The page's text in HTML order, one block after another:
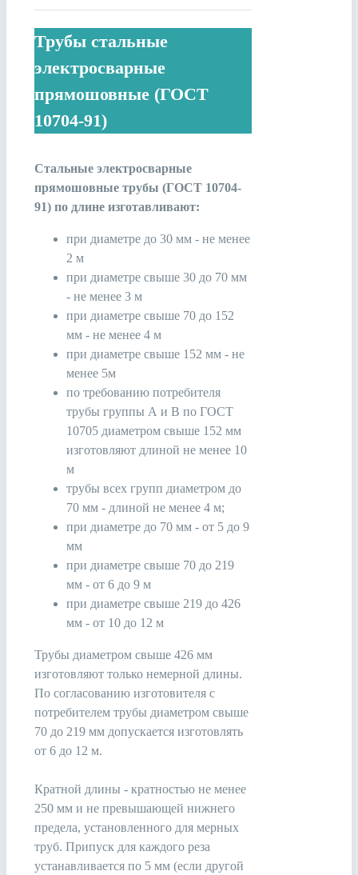
Трубы стальные
электросварные
прямошовные (ГОСТ
10704-91)
Стальные электросварные
прямошовные трубы (ГОСТ 10704-
91) по длине изготавливают:
при диаметре до 30 мм - не менее
2 м
при диаметре свыше 30 до 70 мм
- не менее 3 м
при диаметре свыше 70 до 152
мм - не менее 4 м
при диаметре свыше 152 мм - не
менее 5м
по требованию потребителя
трубы группы А и В по ГОСТ
10705 диаметром свыше 152 мм
изготовляют длиной не менее 10
м
трубы всех групп диаметром до
70 мм - длиной не менее 4 м;
при диаметре до 70 мм - от 5 до 9
мм
при диаметре свыше 70 до 219
мм - от 6 до 9 м
при диаметре свыше 219 до 426
мм - от 10 до 12 м
Трубы диаметром свыше 426 мм
изготовляют только немерной длины.
По согласованию изготовителя с
потребителем трубы диаметром свыше
70 до 219 мм допускается изготовлять
от 6 до 12 м.
Кратной длины - кратностью не менее
250 мм и не превышающей нижнего
предела, установленного для мерных
труб. Припуск для каждого реза
устанавливается по 5 мм (если другой